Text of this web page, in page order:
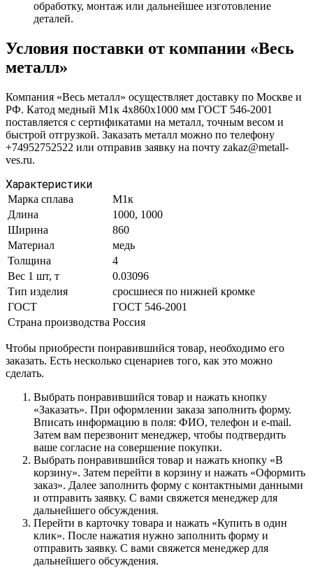
обработку, монтаж или дальнейшее изготовление
деталей.
Условия поставки от компании «Весь
металл»
Компания «Весь металл» осуществляет доставку по Москве и
РФ. Катод медный М1к 4х860х1000 мм ГОСТ 546-2001
поставляется с сертификатами на металл, точным весом и
быстрой отгрузкой. Заказать металл можно по телефону
+74952752522 или отправив заявку на почту zakaz@metall-
ves.ru.
Характеристики
Марка сплава
М1к
Длина
1000, 1000
Ширина
860
Материал
медь
Толщина
4
Вес 1 шт, т
0.03096
Тип изделия
сросшиеся по нижней кромке
ГОСТ
ГОСТ 546-2001
Страна производства Россия
Чтобы приобрести понравившийся товар, необходимо его
заказать. Есть несколько сценариев того, как это можно
сделать.
Выбрать понравившийся товар и нажать кнопку
«Заказать». При оформлении заказа заполнить форму.
Вписать информацию в поля: ФИО, телефон и e-mail.
Затем вам перезвонит менеджер, чтобы подтвердить
ваше согласие на совершение покупки.
Выбрать понравившийся товар и нажать кнопку «В
корзину». Затем перейти в корзину и нажать «Оформить
заказ». Далее заполнить форму с контактными данными
и отправить заявку. С вами свяжется менеджер для
дальнейшего обсуждения.
Перейти в карточку товара и нажать «Купить в один
клик». После нажатия нужно заполнить форму и
отправить заявку. С вами свяжется менеджер для
дальнейшего обсуждения.